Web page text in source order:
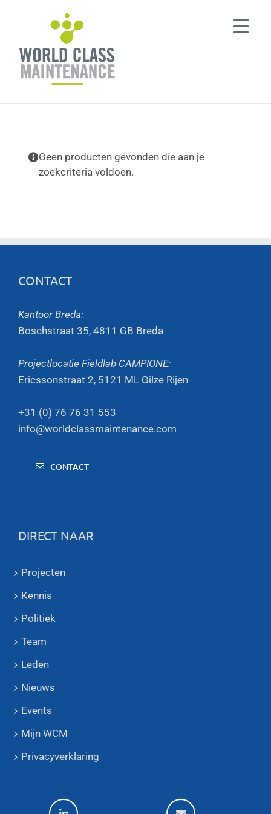
Geen producten gevonden die aan je
zoekcriteria voldoen.
CONTACT
Kantoor Breda:
Boschstraat 35, 4811 GB Breda
Projectlocatie Fieldlab CAMPIONE:
Ericssonstraat 2, 5121 ML Gilze Rijen
+31 (0) 76 76 31 553
info@worldclassmaintenance.com
CONTACT
DIRECT NAAR
Projecten
Kennis
Politiek
Team
Leden
Nieuws
Events
Mijn WCM
Privacyverklaring